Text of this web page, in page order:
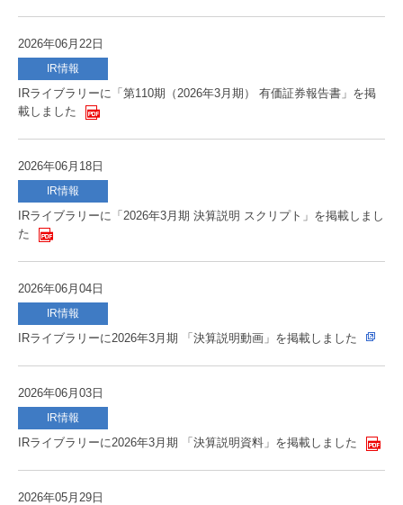
2026年06月22日
IR情報
IRライブラリーに「第110期（2026年3月期） 有価証券報告書」を掲
載しました
2026年06月18日
IR情報
IRライブラリーに「2026年3月期 決算説明 スクリプト」を掲載しまし
た
2026年06月04日
IR情報
IRライブラリーに2026年3月期 「決算説明動画」を掲載しました
2026年06月03日
IR情報
IRライブラリーに2026年3月期 「決算説明資料」を掲載しました
2026年05月29日